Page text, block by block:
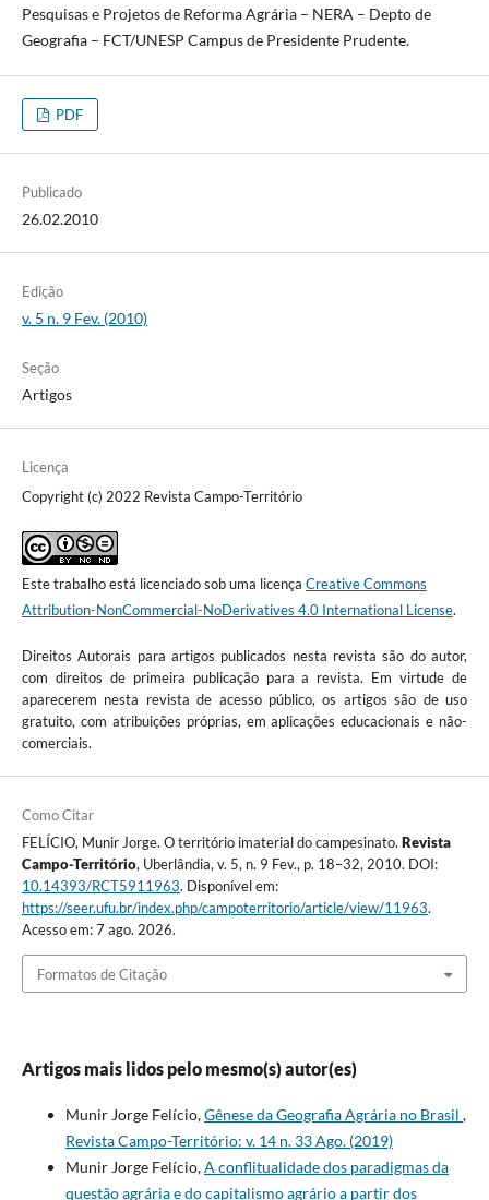
Pesquisas e Projetos de Reforma Agrária – NERA – Depto de
Geografia – FCT/UNESP Campus de Presidente Prudente.
PDF
Publicado
26.02.2010
Edição
v. 5 n. 9 Fev. (2010)
Seção
Artigos
Licença
Copyright (c) 2022 Revista Campo-Território
Este trabalho está licenciado sob uma licença Creative Commons
Attribution-NonCommercial-NoDerivatives 4.0 International License.
Direitos Autorais para artigos publicados nesta revista são do autor,
com direitos de primeira publicação para a revista. Em virtude de
aparecerem nesta revista de acesso público, os artigos são de uso
gratuito, com atribuições próprias, em aplicações educacionais e não-
comerciais.
Como Citar
FELÍCIO, Munir Jorge. O território imaterial do campesinato. Revista
Campo-Território, Uberlândia, v. 5, n. 9 Fev., p. 18–32, 2010. DOI:
10.14393/RCT5911963. Disponível em:
https://seer.ufu.br/index.php/campoterritorio/article/view/11963.
Acesso em: 7 ago. 2026.
Formatos de Citação
Artigos mais lidos pelo mesmo(s) autor(es)
Munir Jorge Felício,Gênese da Geografia Agrária no Brasil ,
Revista Campo-Território: v. 14 n. 33 Ago. (2019)
Munir Jorge Felício,A conflitualidade dos paradigmas da
questão agrária e do capitalismo agrário a partir dos